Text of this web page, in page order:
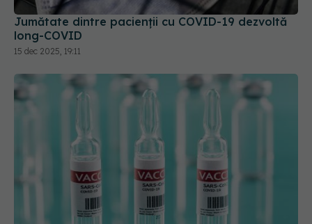
Jumătate dintre pacienții cu COVID-19 dezvoltă
long-COVID
15 dec 2025, 19:11